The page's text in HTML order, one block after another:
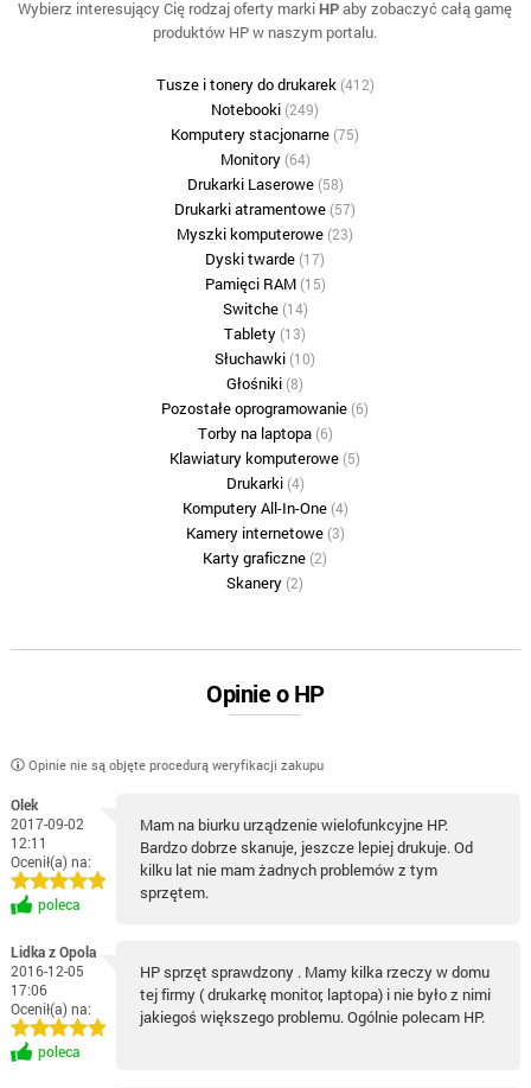
Wybierz interesujący Cię rodzaj oferty marki HPaby zobaczyć całą gamę
produktów HP w naszym portalu.
Tusze i tonery do drukarek (412)
Notebooki (249)
Komputery stacjonarne (75)
Monitory (64)
Drukarki Laserowe (58)
Drukarki atramentowe (57)
Myszki komputerowe (23)
Dyski twarde (17)
Pamięci RAM (15)
Switche (14)
Tablety (13)
Słuchawki (10)
Głośniki (8)
Pozostałe oprogramowanie (6)
Torby na laptopa (6)
Klawiatury komputerowe (5)
Drukarki (4)
Komputery All-In-One (4)
Kamery internetowe (3)
Karty graficzne (2)
Skanery (2)
Opinie o HP
Opinie nie są objęte procedurą weryfikacji zakupu
Olek
2017-09-02
12:11
Ocenił(a) na:
poleca
Mam na biurku urządzenie wielofunkcyjne HP.
Bardzo dobrze skanuje, jeszcze lepiej drukuje. Od
kilku lat nie mam żadnych problemów z tym
sprzętem.
Lidka z Opola
2016-12-05
17:06
Ocenił(a) na:
poleca
HP sprzęt sprawdzony . Mamy kilka rzeczy w domu
tej firmy ( drukarkę monitor, laptopa) i nie było z nimi
jakiegoś większego problemu. Ogólnie polecam HP.